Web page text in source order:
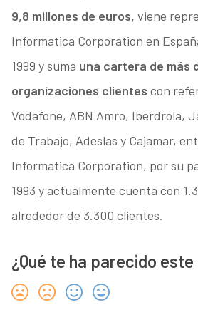
9,8 millones de euros, viene
Informatica Corporation en
1999 y suma una cartera de más
organizaciones clientes con
Vodafone, ABN Amro, Iberdrola,
de Trabajo, Adeslas y Cajamar,
Informatica Corporation, por su
1993 y actualmente cuenta con
alrededor de 3.300 clientes.
¿Qué te ha parecido